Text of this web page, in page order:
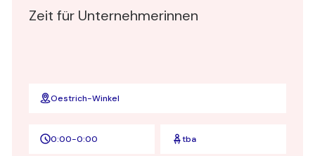
Zeit für Unternehmerinnen
Oestrich-Winkel
0:00-0:00 tba